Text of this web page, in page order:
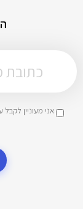
אני מעוניין